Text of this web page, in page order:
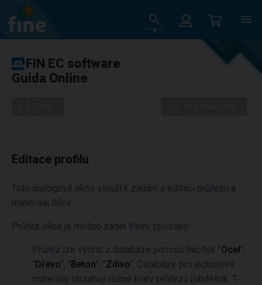
FIN EC software
Guida Online
Editace profilu
Toto dialogové okno slouží k zadání a editaci průřezu a
materiálu dílce.
Průřez dílce je možno zadat třemi způsoby:
Průřez lze vybrat z databáze pomocí tlačítek "Ocel",
"Dřevo", "Beton", "Zdivo". Databáze pro jednotlivé
materiály obsahují různé tvary průřezu (obdélník, T-